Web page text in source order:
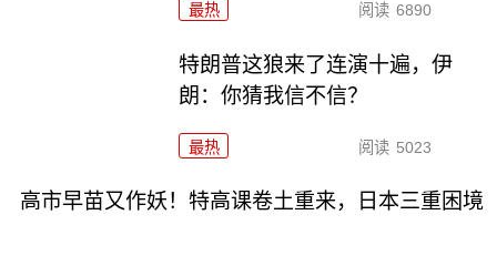
最热 阅读 6890
特朗普这狼来了连演十遍，伊
朗：你猜我信不信？
最热 阅读 5023
高市早苗又作妖！特高课卷土重来，日本三重困境